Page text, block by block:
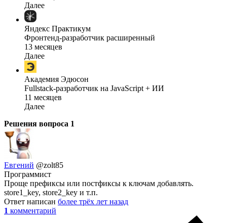
Далее
Яндекс Практикум
Фронтенд-разработчик расширенный
13 месяцев
Далее
Академия Эдюсон
Fullstack-разработчик на JavaScript + ИИ
11 месяцев
Далее
Решения вопроса 1
Евгений @zolt85
Программист
Проще префиксы или постфиксы к ключам добавлять.
store1_key, store2_key и т.п.
Ответ написан более трёх лет назад
1 комментарий